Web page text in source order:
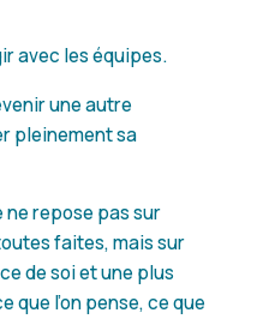
avec les équipes.
une autre
pleinement sa
repose pas sur
faites, mais sur
de soi et une plus
que l’on pense, ce que